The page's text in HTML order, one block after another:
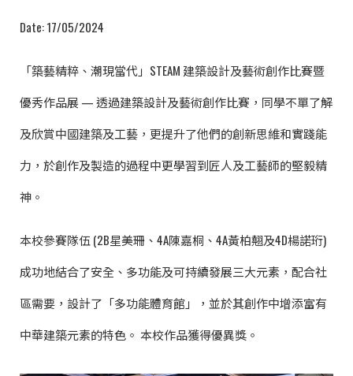
Date:17/05/2024
「築藝精粹、潮現當代」STEAM 建築設計及藝術創作比賽暨
優秀作品展 — 透過建築設計及藝術創作比賽，同學不單了解
及欣賞中國建築及工藝，更提升了他們的創新思維和實踐能
力，於創作及製造的過程中更學習到匠人及工藝師的堅毅精
神。
本校參賽隊伍 (2B星美珊、4A陳嘉桐、4A黃柏翹及4D楊諾珩)
成功地結合了安全、多功能及可持續發展三大元素，配合社
區需要，設計了「多功能體育館」，並於其創作中增添富有
中華建築元素的特色。 本校作品獲得優異獎。